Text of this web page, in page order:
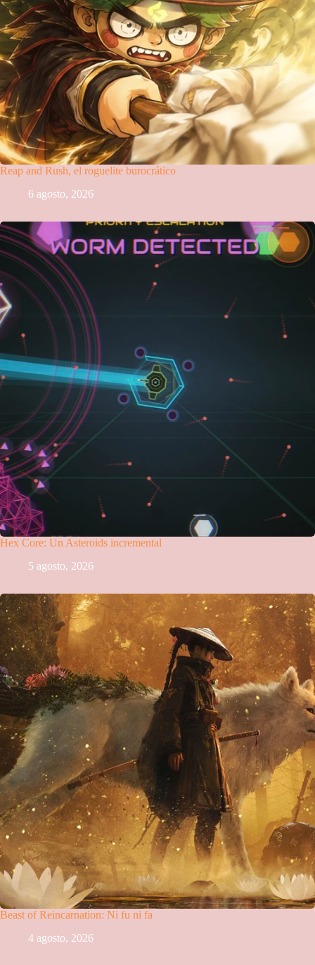
Reap and Rush, el roguelite burocrático
6 agosto, 2026
Hex Core: Un Asteroids incremental
5 agosto, 2026
Beast of Reincarnation: Ni fu ni fa
4 agosto, 2026